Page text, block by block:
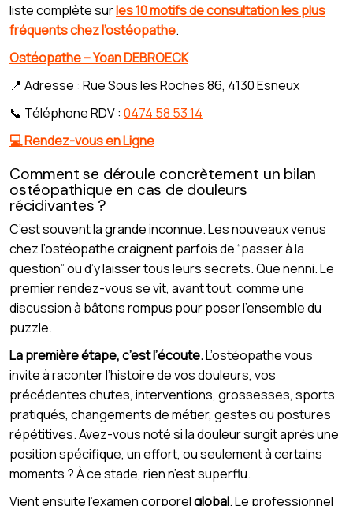
liste complète surles 10 motifs de consultation les plus
fréquents chez l’ostéopathe.
Ostéopathe – Yoan DEBROECK
📍 Adresse : Rue Sous les Roches 86, 4130 Esneux
📞 Téléphone RDV : 0474 58 53 14
💻 Rendez-vous en Ligne
Comment se déroule concrètement un bilan
ostéopathique en cas de douleurs
récidivantes ?
C’est souvent la grande inconnue. Les nouveaux venus
chez l’ostéopathe craignent parfois de “passer à la
question” ou d’y laisser tous leurs secrets. Que nenni. Le
premier rendez-vous se vit, avant tout, comme une
discussion à bâtons rompus pour poser l’ensemble du
puzzle.
La première étape, c’est l’écoute.L’ostéopathe vous
invite à raconter l’histoire de vos douleurs, vos
précédentes chutes, interventions, grossesses, sports
pratiqués, changements de métier, gestes ou postures
répétitives. Avez-vous noté si la douleur surgit après une
position spécifique, un effort, ou seulement à certains
moments ? À ce stade, rien n’est superflu.
Vient ensuite l’examen corporelglobal. Le professionnel